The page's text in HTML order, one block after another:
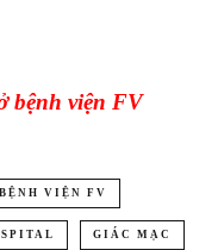
bệnh viện FV
BỆNH VIỆN FV
GIÁC MẠC